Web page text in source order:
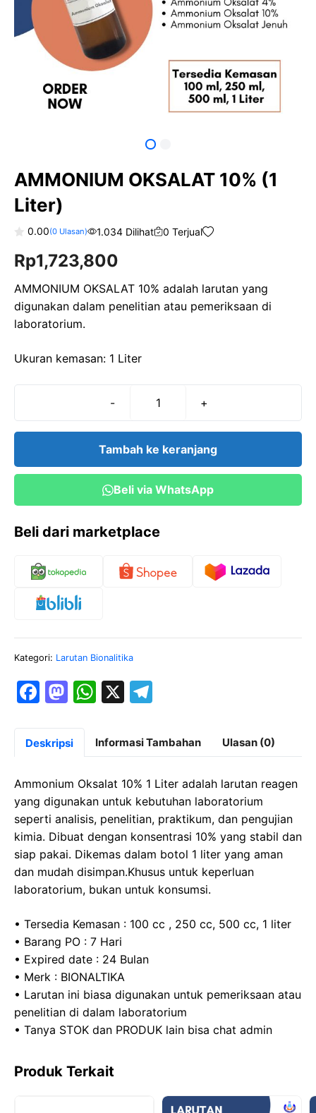
AMMONIUM OKSALAT 10% (1
Liter)
o
u
o
f
5
0.00(0Ulasan) 1.034 Dilihat 0 Terjual
Rp1,723,800
AMMONIUM OKSALAT 10% adalah larutan yang
digunakan dalam penelitian atau pemeriksaan di
laboratorium.
Ukuran kemasan: 1 Liter
-
Kuantitas
OKSALAT
Liter)
+
Tambah ke keranjang
Beli via WhatsApp
Beli dari marketplace
Kategori: Larutan Bionalitika
F
c
b
o
o
k
M
st
d
o
n
W
at
s
A
p
p
X
e
gr
a
m
Deskripsi Informasi Tambahan Ulasan (0)
Ammonium Oksalat 10% 1 Liter adalah larutan reagen
yang digunakan untuk kebutuhan laboratorium
seperti analisis, penelitian, praktikum, dan pengujian
kimia. Dibuat dengan konsentrasi 10% yang stabil dan
siap pakai. Dikemas dalam botol 1 liter yang aman
dan mudah disimpan.Khusus untuk keperluan
laboratorium, bukan untuk konsumsi.
• Tersedia Kemasan : 100 cc , 250 cc, 500 cc, 1 liter
• Barang PO : 7 Hari
• Expired date : 24 Bulan
• Merk : BIONALTIKA
• Larutan ini biasa digunakan untuk pemeriksaan atau
penelitian di dalam laboratorium
• Tanya STOK dan PRODUK lain bisa chat admin
Produk Terkait